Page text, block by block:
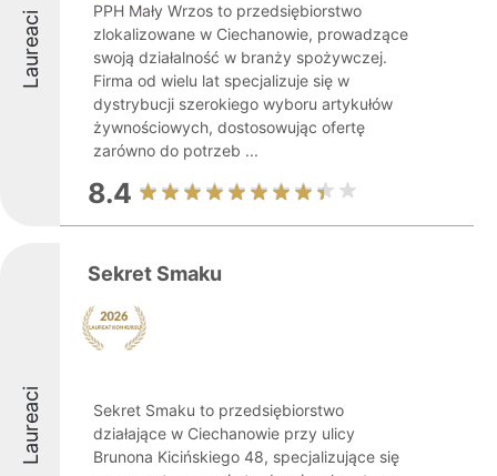
Laureaci
PPH Mały Wrzos to przedsiębiorstwo
zlokalizowane w Ciechanowie, prowadzące
swoją działalność w branży spożywczej.
Firma od wielu lat specjalizuje się w
dystrybucji szerokiego wyboru artykułów
żywnościowych, dostosowując ofertę
zarówno do potrzeb ...
8.4
Laureaci
Sekret Smaku
Sekret Smaku to przedsiębiorstwo
działające w Ciechanowie przy ulicy
Brunona Kicińskiego 48, specjalizujące się